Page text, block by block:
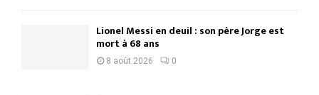
Lionel Messi en deuil : son père Jorge est
mort à 68 ans
8 août 2026 0